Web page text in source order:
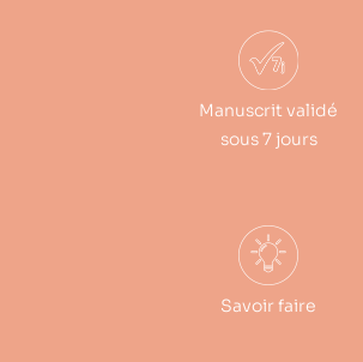
Manuscrit validé
sous 7 jours
Savoir faire